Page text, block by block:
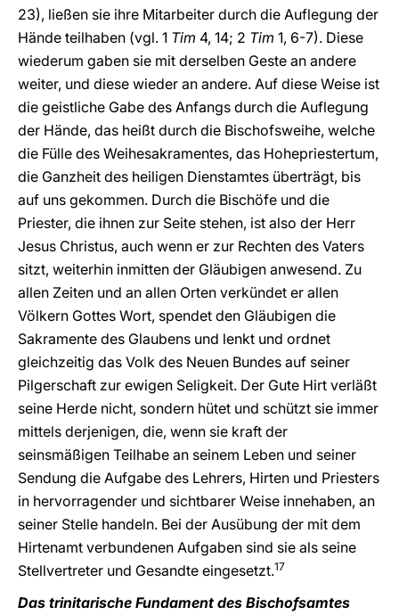
23), ließen sie ihre Mitarbeiter durch die Auflegung der
Hände teilhaben (vgl. 1 Tim 4, 14; 2 Tim 1, 6-7). Diese
wiederum gaben sie mit derselben Geste an andere
weiter, und diese wieder an andere. Auf diese Weise ist
die geistliche Gabe des Anfangs durch die Auflegung
der Hände, das heißt durch die Bischofsweihe, welche
die Fülle des Weihesakramentes, das Hohepriestertum,
die Ganzheit des heiligen Dienstamtes überträgt, bis
auf uns gekommen. Durch die Bischöfe und die
Priester, die ihnen zur Seite stehen, ist also der Herr
Jesus Christus, auch wenn er zur Rechten des Vaters
sitzt, weiterhin inmitten der Gläubigen anwesend. Zu
allen Zeiten und an allen Orten verkündet er allen
Völkern Gottes Wort, spendet den Gläubigen die
Sakramente des Glaubens und lenkt und ordnet
gleichzeitig das Volk des Neuen Bundes auf seiner
Pilgerschaft zur ewigen Seligkeit. Der Gute Hirt verläßt
seine Herde nicht, sondern hütet und schützt sie immer
mittels derjenigen, die, wenn sie kraft der
seinsmäßigen Teilhabe an seinem Leben und seiner
Sendung die Aufgabe des Lehrers, Hirten und Priesters
in hervorragender und sichtbarer Weise innehaben, an
seiner Stelle handeln. Bei der Ausübung der mit dem
Hirtenamt verbundenen Aufgaben sind sie als seine
Stellvertreter und Gesandte eingesetzt.17
Das trinitarische Fundament des Bischofsamtes